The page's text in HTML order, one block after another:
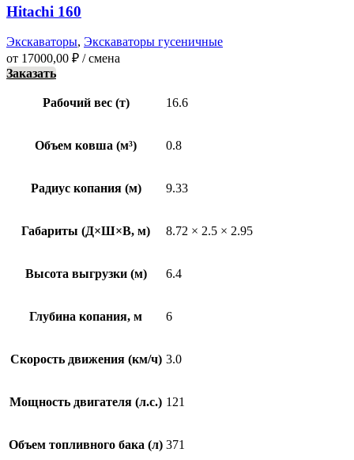
Hitachi 160
Экскаваторы, Экскаваторы гусеничные
от 17000,00 ₽ / смена
Заказать
Рабочий вес (т) 16.6
Объем ковша (м³) 0.8
Радиус копания (м) 9.33
Габариты (Д×Ш×В, м) 8.72 × 2.5 × 2.95
Высота выгрузки (м) 6.4
Глубина копания, м 6
Скорость движения (км/ч) 3.0
Мощность двигателя (л.с.) 121
Объем топливного бака (л) 371